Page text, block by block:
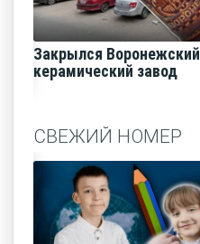
Закрылся Воронежский
керамический завод
СВЕЖИЙ НОМЕР